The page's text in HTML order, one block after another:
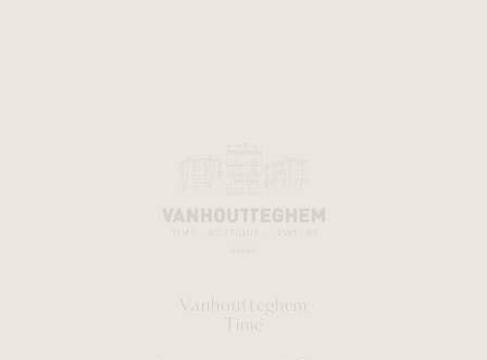
Vanhoutteghem
Time